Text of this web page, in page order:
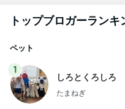
トップブロガーランキ
ペット
1
しろとくろしろ
たまねぎ